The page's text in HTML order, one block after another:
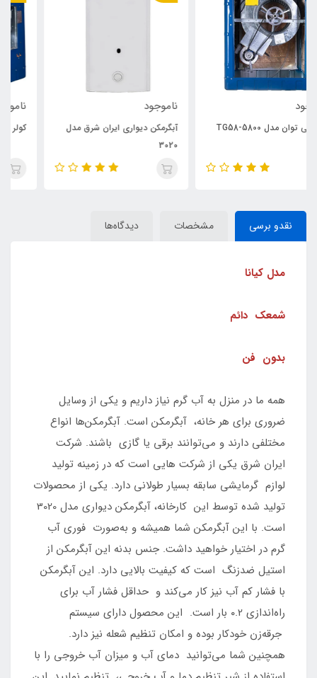
آبگرمکن دیواری ایران شرق مدل
کولر آبی توان مدل TG70-7000
نقدو برسی مشخصات دیدگاه‌ها
مدل کیانا
شمعک دائم
بدون فن
همه ما در منزل به آب گرم نیاز داریم و یکی از وسایل
ضروری برای هر خانه، آبگرمکن است. آبگرمکن‌ها انواع
مختلفی دارند و می‌توانند برقی یا گازی باشند. شرکت
ایران شرق یکی ‌از شرکت‌ هایی است که در زمینه تولید
لوازم گرمایشی سابقه بسیار طولانی دارد. یکی از محصولات
تولید شده توسط این کارخانه، آبگرمکن دیواری مدل 3020
است. با این آبگرمکن شما همیشه و به‌صورت فوری آب
گرم در اختیار خواهید داشت. جنس بدنه این آبگرمکن از
استیل ضد‌زنگ است که کیفیت بالایی دارد. این آبگرمکن
با فشار کم آب نیز کار می‌کند و حداقل فشار آب برای
راه‌اندازی ۰.2 بار است. این محصول دارای سیستم
جرقه‌زن خودکار بوده و امکان تنظیم شعله نیز دارد.
همچنین شما می‌توانید دمای آب و میزان آب خروجی را با